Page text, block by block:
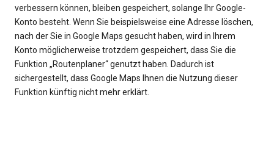
verbessern können, bleiben gespeichert, solange Ihr Google-
Konto besteht. Wenn Sie beispielsweise eine Adresse löschen,
nach der Sie in Google Maps gesucht haben, wird in Ihrem
Konto möglicherweise trotzdem gespeichert, dass Sie die
Funktion „Routenplaner“ genutzt haben. Dadurch ist
sichergestellt, dass Google Maps Ihnen die Nutzung dieser
Funktion künftig nicht mehr erklärt.